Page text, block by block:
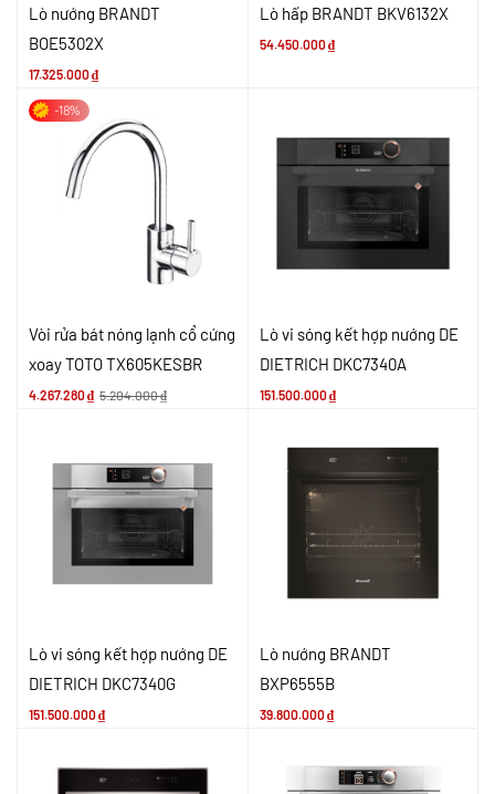
Lò nướng BRANDT
BOE5302X
17.325.000₫
Lò hấp BRANDT BKV6132X
54.450.000₫
-18%
Vòi rửa bát nóng lạnh cổ cứng
xoay TOTO TX605KESBR
4.267.280₫ 5.204.000₫
Lò vi sóng kết hợp nướng DE
DIETRICH DKC7340A
151.500.000₫
Lò vi sóng kết hợp nướng DE
DIETRICH DKC7340G
151.500.000₫
Lò nướng BRANDT
BXP6555B
39.800.000₫